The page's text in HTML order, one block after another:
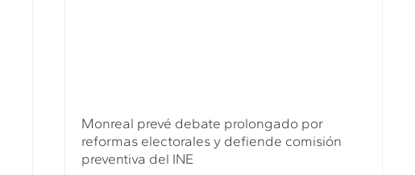
Monreal prevé debate prolongado por
reformas electorales y defiende comisión
preventiva del INE